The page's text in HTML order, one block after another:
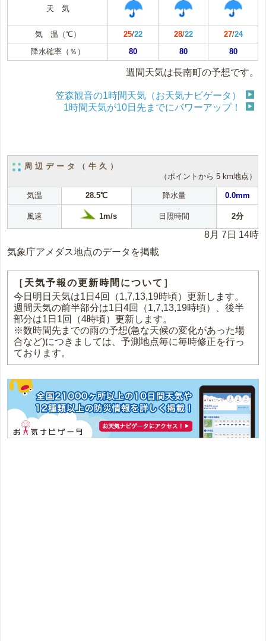
天 気
気 温（℃） 25/22 28/22 27/24
降水確率（％）
80 80 80
週間天気は長南町の予想です。
笠森観音の1時間天気（お天気ナビゲータ）
1時間天気が10日先までにパワーアップ！
周辺データ（牛久）
（ポイントから 5 km地点）
気温 28.5℃ 降水量 0.0mm
風速 1m/s 日照時間 2分
8月 7日 14時
気象庁アメダス地点のデータを掲載
［天気予報の更新時間について］
今日明日天気は1日4回（1,7,13,19時頃）更新します。
週間天気の前半部分は1日4回（1,7,13,19時頃）、後半
部分は1日1回（4時頃）更新します。
※数時間先までの雨の予想(急な天候の変化があった場
合など)につきましては、予測地点毎に毎時修正を行っ
ております。